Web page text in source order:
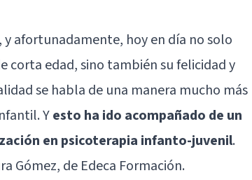
afortunadamente, hoy en día no solo
corta edad, sino también su felicidad y
se habla de una manera mucho más
Yesto ha ido acompañado de un
en psicoterapia infanto-juvenil.
Gómez, de Edeca Formación.